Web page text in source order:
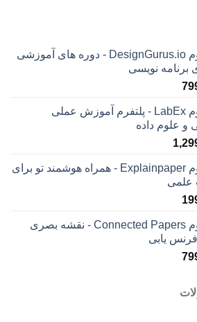
اکانت پرمیوم DesignGurus.io - دوره ‌های آموزشی
برنامه نویسی
اکانت پرمیوم LabEx - پلتفرم آموزش عملی
و علوم داده
اکانت پرمیوم Explainpaper - همراه هوشمند تو برای
علمی
اکانت پرمیوم Connected Papers - نقشه بصری
یابی